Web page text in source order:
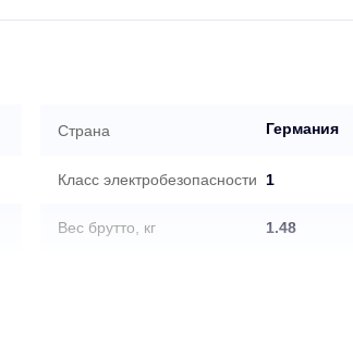
Страна Германия
Класс электробезопасности 1
Вес брутто, кг 1.48